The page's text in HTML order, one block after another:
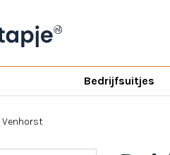
Bedrijfsuitjes
Venhorst